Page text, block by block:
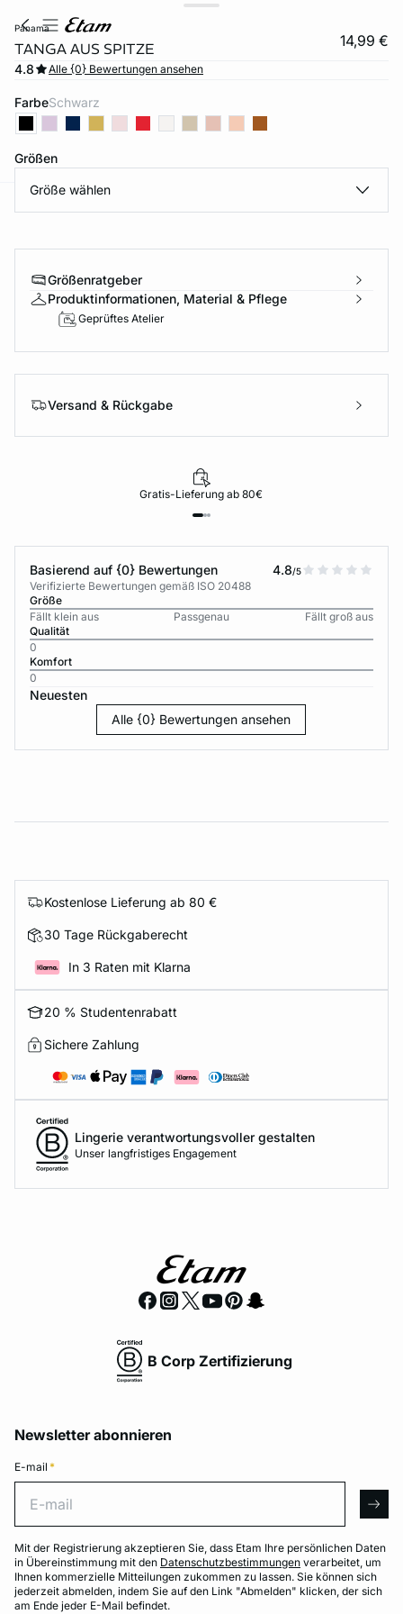
panama
TANGA AUS SPITZE 14,99 €
4.8 Alle {0} Bewertungen ansehen
Farbe schwarz
Größen
Größe wählen
Größenratgeber
Produktinformationen, Material & Pflege
Geprüftes Atelier
Versand & Rückgabe
Gratis-Lieferung ab 80€
Basierend auf {0} Bewertungen 4.8/5
Verifizierte Bewertungen gemäß ISO 20488
Größe
Fällt klein aus
Passgenau
Fällt groß aus
Qualität
0
Komfort
0
Neuesten
Alle {0} Bewertungen ansehen
Kostenlose Lieferung ab 80 €
30 Tage Rückgaberecht
In 3 Raten mit Klarna
20 % Studentenrabatt
Sichere Zahlung
Lingerie verantwortungsvoller gestalten
Unser langfristiges Engagement
B Corp Zertifizierung
Newsletter abonnieren
E-mail *
Mit der Registrierung akzeptieren Sie, dass Etam Ihre persönlichen Daten
in Übereinstimmung mit den Datenschutzbestimmungen verarbeitet, um
Ihnen kommerzielle Mitteilungen zukommen zu lassen. Sie können sich
jederzeit abmelden, indem Sie auf den Link "Abmelden" klicken, der sich
am Ende jeder E-Mail befindet.